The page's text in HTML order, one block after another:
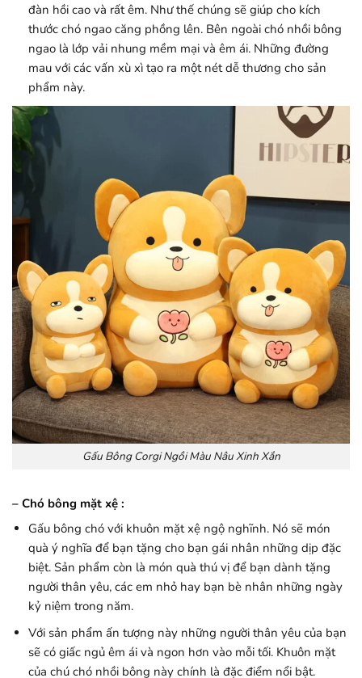
đàn hồi cao và rất êm. Như thế chúng sẽ giúp cho kích
thước chó ngao căng phồng lên. Bên ngoài chó nhồi bông
ngao là lớp vải nhung mềm mại và êm ái. Những đường
mau với các vấn xù xì tạo ra một nét dễ thương cho sản
phẩm này.
Gấu Bông Corgi Ngồi Màu Nâu Xinh Xắn
– Chó bông mặt xệ :
Gấu bông chó với khuôn mặt xệ ngộ nghĩnh. Nó sẽ món
quà ý nghĩa để bạn tặng cho bạn gái nhân những dịp đặc
biệt. Sản phẩm còn là món quà thú vị để bạn dành tặng
người thân yêu, các em nhỏ hay bạn bè nhân những ngày
kỷ niệm trong năm.
Với sản phẩm ấn tượng này những người thân yêu của bạn
sẽ có giấc ngủ êm ái và ngon hơn vào mỗi tối. Khuôn mặt
của chú chó nhồi bông này chính là đặc điểm nổi bật.